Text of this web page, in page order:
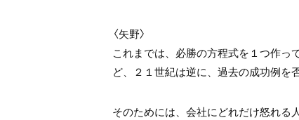
〈矢野〉
これまでは、必勝の方程式を１つ作っ
ど、２１世紀は逆に、過去の成功例を
そのためには、会社にどれだけ怒れる